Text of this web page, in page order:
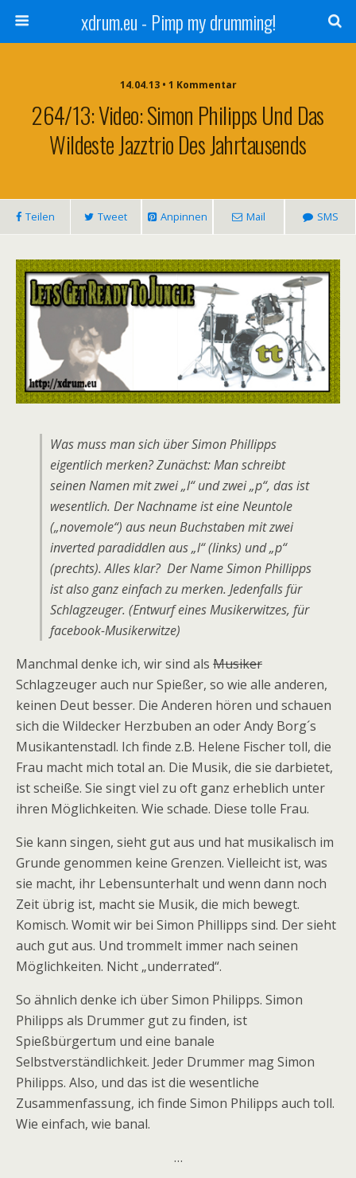
xdrum.eu - Pimp my drumming!
14.04.13 • 1 Kommentar
264/13: Video: Simon Philipps Und Das
Wildeste Jazztrio Des Jahrtausends
Teilen Tweet Anpinnen Mail SMS
Was muss man sich über Simon Phillipps
eigentlich merken? Zunächst: Man schreibt
seinen Namen mit zwei „l“ und zwei „p“, das ist
wesentlich. Der Nachname ist eine Neuntole
(„novemole“) aus neun Buchstaben mit zwei
inverted paradiddlen aus „l“ (links) und „p“
(prechts). Alles klar? Der Name Simon Phillipps
ist also ganz einfach zu merken. Jedenfalls für
Schlagzeuger. (Entwurf eines Musikerwitzes, für
facebook-Musikerwitze)
Manchmal denke ich, wir sind als Musiker
Schlagzeuger auch nur Spießer, so wie alle anderen,
keinen Deut besser. Die Anderen hören und schauen
sich die Wildecker Herzbuben an oder Andy Borg´s
Musikantenstadl. Ich finde z.B. Helene Fischer toll, die
Frau macht mich total an. Die Musik, die sie darbietet,
ist scheiße. Sie singt viel zu oft ganz erheblich unter
ihren Möglichkeiten. Wie schade. Diese tolle Frau.
Sie kann singen, sieht gut aus und hat musikalisch im
Grunde genommen keine Grenzen. Vielleicht ist, was
sie macht, ihr Lebensunterhalt und wenn dann noch
Zeit übrig ist, macht sie Musik, die mich bewegt.
Komisch. Womit wir bei Simon Phillipps sind. Der sieht
auch gut aus. Und trommelt immer nach seinen
Möglichkeiten. Nicht „underrated“.
So ähnlich denke ich über Simon Philipps. Simon
Philipps als Drummer gut zu finden, ist
Spießbürgertum und eine banale
Selbstverständlichkeit. Jeder Drummer mag Simon
Philipps. Also, und das ist die wesentliche
Zusammenfassung, ich finde Simon Philipps auch toll.
Wie einfach, wie banal.
…